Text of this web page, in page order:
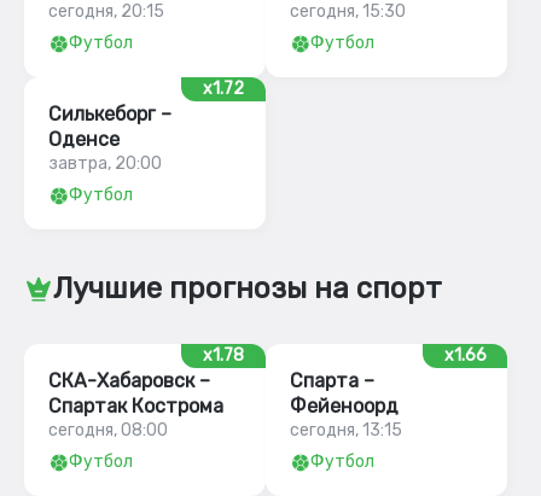
сегодня, 20:15
Футбол
сегодня, 15:30
Футбол
x1.72
Силькеборг –
Оденсе
завтра, 20:00
Футбол
Лучшие прогнозы на спорт
x1.78
СКА-Хабаровск –
Спартак Кострома
сегодня, 08:00
Футбол
x1.66
Спарта –
Фейеноорд
сегодня, 13:15
Футбол